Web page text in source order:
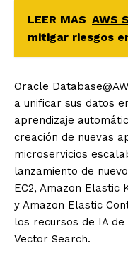
LEER MAS AWS
mitigar riesgos
Oracle
a unificar sus datos
aprendizaje
creación de nuevas
microservicios
lanzamiento de
EC2, Amazon Elastic
y Amazon Elastic
los recursos de IA de
Vector Search.